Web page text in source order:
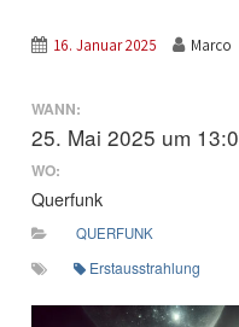
16. Januar 2025 Marco
WANN:
25. Mai 2025 um
WO:
Querfunk
QUERFUNK
Erstausstrahlung